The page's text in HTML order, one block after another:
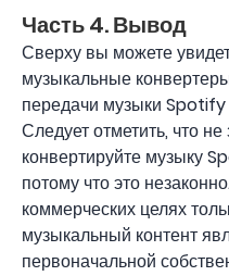
Часть 4. Вывод
Сверху вы можете
музыкальные
передачи музыки
Следует отметить, что
конвертируйте музыку
потому что это
коммерческих целях
музыкальный контент
первоначальной